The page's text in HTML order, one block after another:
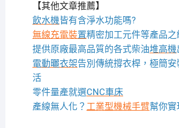
【其他文章推薦】
飲水機皆有含淨水功能嗎?
無線充電裝置精密加工元件等產品之
提供原廠最高品質的各式柴油堆高機
電動曬衣架告別傳統撐衣桿，極簡
活
零件量產就選CNC車床
產線無人化？ 工業型機械手臂幫你實